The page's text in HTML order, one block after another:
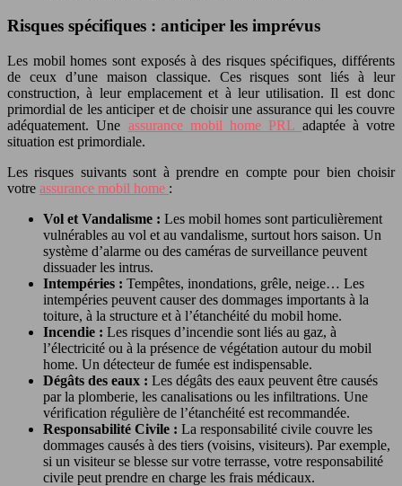
Risques spécifiques : anticiper les imprévus
Les mobil homes sont exposés à des risques spécifiques, différents
de ceux d’une maison classique. Ces risques sont liés à leur
construction, à leur emplacement et à leur utilisation. Il est donc
primordial de les anticiper et de choisir une assurance qui les couvre
adéquatement. Une assurance mobil home PRL adaptée à votre
situation est primordiale.
Les risques suivants sont à prendre en compte pour bien choisir
votre assurance mobil home :
Vol et Vandalisme : Les mobil homes sont particulièrement
vulnérables au vol et au vandalisme, surtout hors saison. Un
système d’alarme ou des caméras de surveillance peuvent
dissuader les intrus.
Intempéries : Tempêtes, inondations, grêle, neige… Les
intempéries peuvent causer des dommages importants à la
toiture, à la structure et à l’étanchéité du mobil home.
Incendie : Les risques d’incendie sont liés au gaz, à
l’électricité ou à la présence de végétation autour du mobil
home. Un détecteur de fumée est indispensable.
Dégâts des eaux : Les dégâts des eaux peuvent être causés
par la plomberie, les canalisations ou les infiltrations. Une
vérification régulière de l’étanchéité est recommandée.
Responsabilité Civile : La responsabilité civile couvre les
dommages causés à des tiers (voisins, visiteurs). Par exemple,
si un visiteur se blesse sur votre terrasse, votre responsabilité
civile peut prendre en charge les frais médicaux.